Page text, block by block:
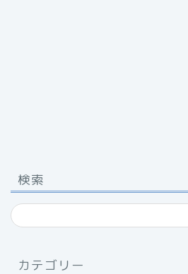
検索
カテゴリー